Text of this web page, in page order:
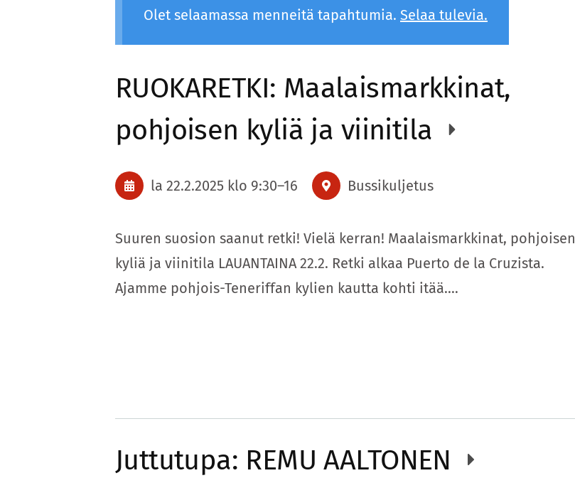
Olet selaamassa menneitä tapahtumia. Selaa tulevia.
RUOKARETKI: Maalaismarkkinat,
pohjoisen kyliä ja viinitila
la 22.2.2025 klo 9:30–16 Bussikuljetus
Suuren suosion saanut retki! Vielä kerran! Maalaismarkkinat, pohjoisen
kyliä ja viinitila LAUANTAINA 22.2. Retki alkaa Puerto de la Cruzista.
Ajamme pohjois-Teneriffan kylien kautta kohti itää.…
Juttutupa: REMU AALTONEN